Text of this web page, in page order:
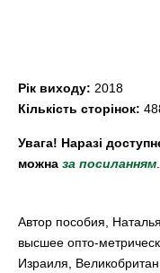
Рік виходу: 2018
Кількість сторінок:
Увага! Наразі
можна за посиланням
Автор пособия,
высшее опто-
Израиля,